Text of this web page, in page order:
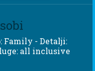
Family - Detalji:
all inclusive